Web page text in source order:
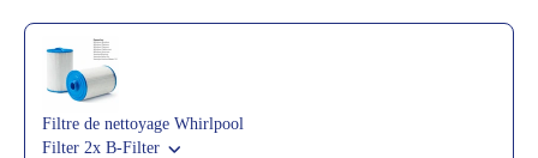
Filtre de nettoyage Whirlpool
Filter 2x B-Filter